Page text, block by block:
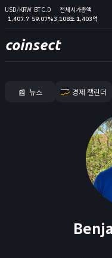
USD/KRW
1,407.7
BTC.D
59.07%
전체시가총액
3,108조 1,403억
coinsect
📰 뉴스 경제 캘린더